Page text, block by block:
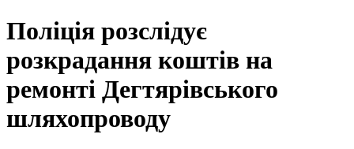
Поліція розслідує
розкрадання коштів на
ремонті Дегтярівського
шляхопроводу